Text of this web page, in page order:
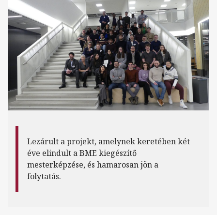
Lezárult a projekt, amelynek keretében két
éve elindult a BME kiegészítő
mesterképzése, és hamarosan jön a
folytatás.